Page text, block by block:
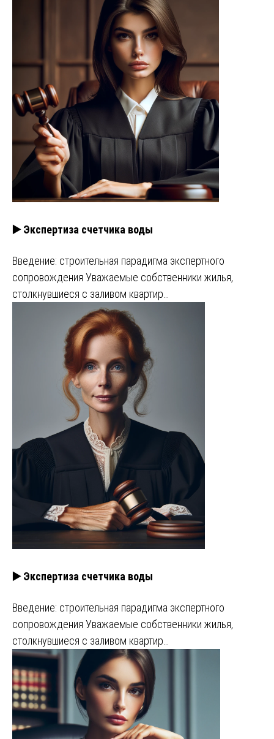
▶️ Экспертиза счетчика воды
Введение: строительная парадигма экспертного
сопровождения Уважаемые собственники жилья,
столкнувшиеся с заливом квартир…
▶️ Экспертиза счетчика воды
Введение: строительная парадигма экспертного
сопровождения Уважаемые собственники жилья,
столкнувшиеся с заливом квартир…